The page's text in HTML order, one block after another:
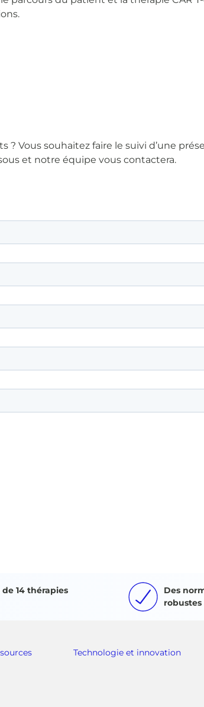
Vous souhaitez faire le suivi d’une
et notre équipe vous contactera.
14 thérapies
Des
robustes
Technologie et innovation